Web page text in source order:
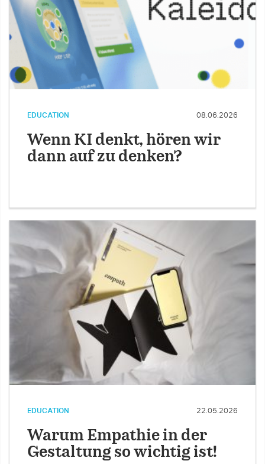
EDUCATION 08.06.2026
Wenn KI denkt, hören wir
dann auf zu denken?
EDUCATION 22.05.2026
Warum Empathie in der
Gestaltung so wichtig ist!